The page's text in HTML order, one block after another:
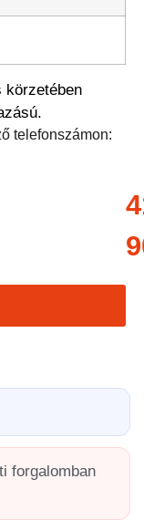
körzetében
telefonszámon:
forgalomban